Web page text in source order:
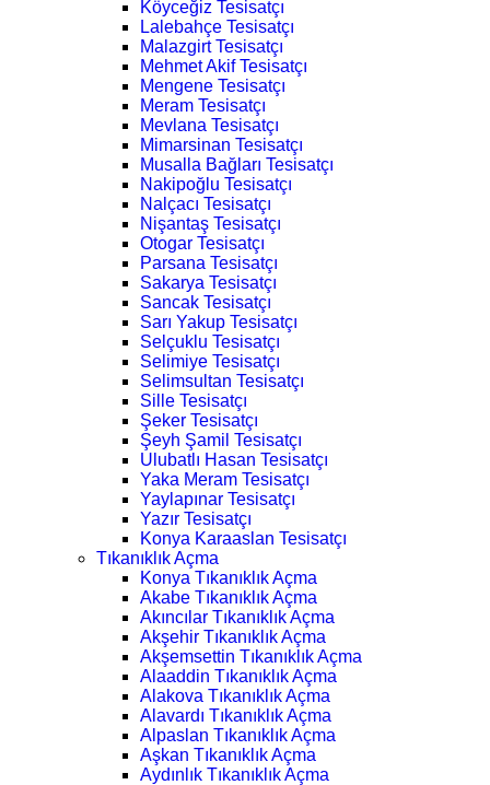
Köyceğiz Tesisatçı
Lalebahçe Tesisatçı
Malazgirt Tesisatçı
Mehmet Akif Tesisatçı
Mengene Tesisatçı
Meram Tesisatçı
Mevlana Tesisatçı
Mimarsinan Tesisatçı
Musalla Bağları Tesisatçı
Nakipoğlu Tesisatçı
Nalçacı Tesisatçı
Nişantaş Tesisatçı
Otogar Tesisatçı
Parsana Tesisatçı
Sakarya Tesisatçı
Sancak Tesisatçı
Sarı Yakup Tesisatçı
Selçuklu Tesisatçı
Selimiye Tesisatçı
Selimsultan Tesisatçı
Sille Tesisatçı
Şeker Tesisatçı
Şeyh Şamil Tesisatçı
Ulubatlı Hasan Tesisatçı
Yaka Meram Tesisatçı
Yaylapınar Tesisatçı
Yazır Tesisatçı
Konya Karaaslan Tesisatçı
Tıkanıklık Açma
Konya Tıkanıklık Açma
Akabe Tıkanıklık Açma
Akıncılar Tıkanıklık Açma
Akşehir Tıkanıklık Açma
Akşemsettin Tıkanıklık Açma
Alaaddin Tıkanıklık Açma
Alakova Tıkanıklık Açma
Alavardı Tıkanıklık Açma
Alpaslan Tıkanıklık Açma
Aşkan Tıkanıklık Açma
Aydınlık Tıkanıklık Açma